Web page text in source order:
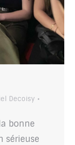
Decoisy
bonne
sérieuse